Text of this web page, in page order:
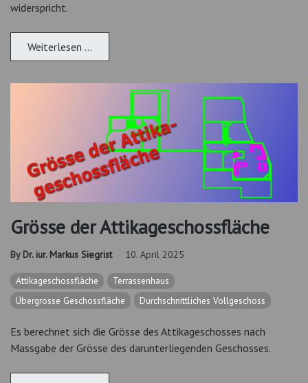
widerspricht.
Weiterlesen …
Grösse der Attikageschossfläche
By Dr. iur. Markus Siegrist 10. April 2025
Attikageschossfläche
Terrassenhaus
Übergrosse Geschossfläche
Durchschnittliches Vollgeschoss
Es berechnet sich die Grösse des Attikageschosses nach
Massgabe der Grösse des darunterliegenden Geschosses.